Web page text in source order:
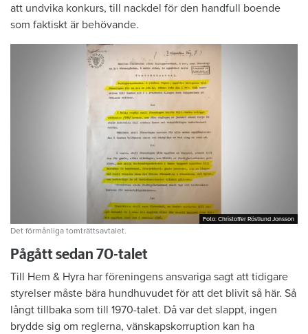
att undvika konkurs, till nackdel för den handfull boende
som faktiskt är behövande.
Foto: Christoffer Röstlund Jonsson
Foto: Christoffer Röstlund Jonsson
Det förmånliga tomträttsavtalet.
Pågått sedan 70-talet
Till Hem & Hyra har föreningens ansvariga sagt att tidigare
styrelser måste bära hundhuvudet för att det blivit så här. Så
långt tillbaka som till 1970-talet. Då var det slappt, ingen
brydde sig om reglerna, vänskapskorruption kan ha